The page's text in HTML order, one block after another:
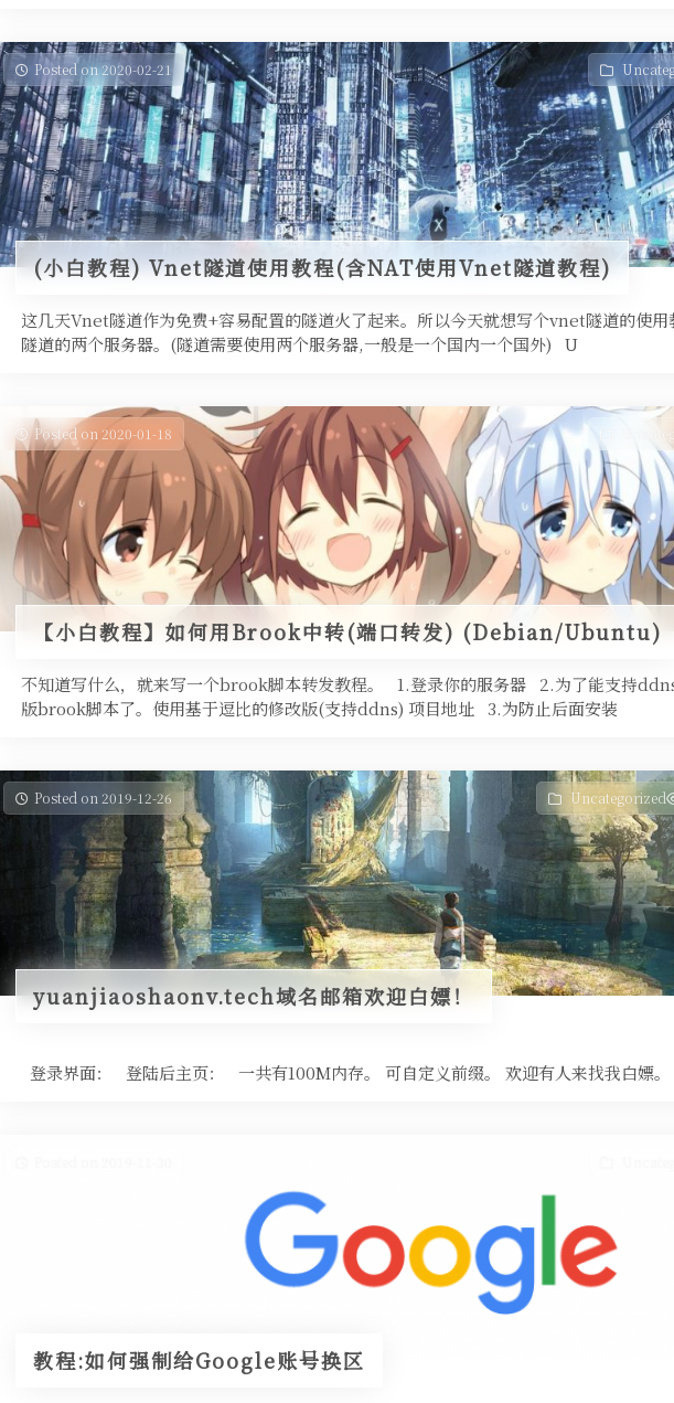
Posted on 2020-02-21
(小白教程) Vnet隧道使用教程(含NAT使用Vnet隧道教程)
这几天Vnet隧道作为免费+容易配置的隧道火了起来。所以今天就想写个vnet隧道的使
隧道的两个服务器。(隧道需要使用两个服务器,一般是一个国内一个国外) U
Posted on 2020-01-18
【小白教程】如何用Brook中转(端口转发) (Debian/Ubuntu)
不知道写什么，就来写一个brook脚本转发教程。 1.登录你的服务器 2.为了能支持
版brook脚本了。使用基于逗比的修改版(支持ddns) 项目地址 3.为防止后面安装
Posted on 2019-12-26 Uncategorized
yuanjiaoshaonv.tech域名邮箱欢迎白嫖！
登录界面： 登陆后主页： 一共有100M内存。 可自定义前缀。 欢迎有人来找我白嫖
教程:如何强制给Google账号换区